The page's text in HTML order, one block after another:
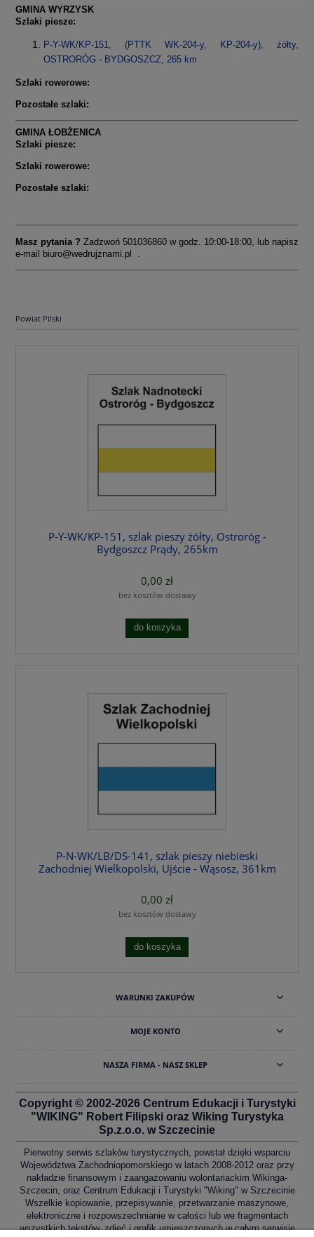
GMINA WYRZYSK
Szlaki piesze:
P-Y-WK/KP-151, (PTTK WK-204-y, KP-204-y), żółty,
OSTRORÓG - BYDGOSZCZ, 265 km
Szlaki rowerowe:
Pozostałe szlaki:
GMINA ŁOBŻENICA
Szlaki piesze:
Szlaki rowerowe:
Pozostałe szlaki:
Masz pytania ? Zadzwoń 501036860 w godz. 10:00-18:00, lub napisz
e-mail biuro@wedrujznami.pl
Powiat Pilski
P-Y-WK/KP-151, szlak pieszy żółty, Ostroróg -
Bydgoszcz Prądy, 265km
0,00 zł
bez kosztów dostawy
do koszyka
P-N-WK/LB/DS-141, szlak pieszy niebieski
Zachodniej Wielkopolski, Ujście - Wąsosz, 361km
0,00 zł
bez kosztów dostawy
do koszyka
WARUNKI ZAKUPÓW
MOJE KONTO
NASZA FIRMA - NASZ SKLEP
Copyright © 2002-2026 Centrum Edukacji i Turystyki
"WIKING" Robert Filipski oraz Wiking Turystyka
Sp.z.o.o. w Szczecinie
Pierwotny serwis szlaków turystycznych, powstał dzięki wsparciu
Województwa Zachodniopomorskiego w latach 2008-2012 oraz przy
nakładzie finansowym i zaangażowaniu wolontariackim Wikinga-
Szczecin, oraz Centrum Edukacji i Turystyki "Wiking" w Szczecinie
Wszelkie kopiowanie, przepisywanie, przetwarzanie maszynowe,
elektroniczne i rozpowszechnianie w całości lub we fragmentach
wszystkich tekstów, zdjęć i grafik umieszczonych w całym serwisie